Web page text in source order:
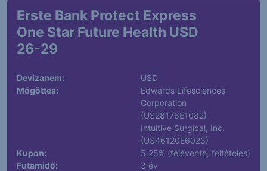
Erste Bank Protect Express
One Star Future Health USD
26-29
Devizanem:
USD
Mögöttes:
Edwards Lifesciences
Corporation
(US28176E1082)
Intuitive Surgical, Inc.
(US46120E6023)
Kupon:
5.25% (félévente, feltételes)
Futamidő:
3 év